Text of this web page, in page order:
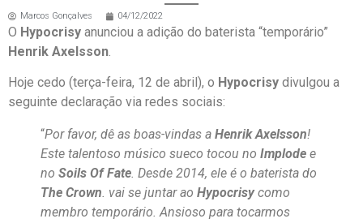
Marcos Gonçalves 04/12/2022
O Hypocrisy anunciou a adição do baterista “temporário”
Henrik Axelsson.
Hoje cedo (terça-feira, 12 de abril), o Hypocrisy divulgou a
seguinte declaração via redes sociais:
“Por favor, dê as boas-vindas a Henrik Axelsson!
Este talentoso músico sueco tocou no Implode e
no Soils Of Fate. Desde 2014, ele é o baterista do
The Crown. vai se juntar ao Hypocrisycomo
membro temporário. Ansioso para tocarmos